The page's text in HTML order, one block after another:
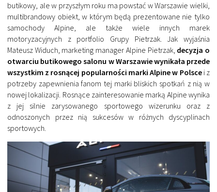
butikowy, ale w przyszłym roku ma powstać w Warszawie wielki,
multibrandowy obiekt, w którym będą prezentowane nie tylko
samochody Alpine, ale także wiele innych marek
motoryzacyjnych z portfolio Grupy Pietrzak. Jak wyjaśnia
Mateusz Widuch, marketing manager Alpine Pietrzak, decyzja o
otwarciu butikowego salonu w Warszawie wynikała przede
wszystkim z rosnącej popularności marki Alpine w Polscei z
potrzeby zapewnienia fanom tej marki bliskich spotkań z nią w
nowej lokalizacji. Rosnące zainteresowanie marką Alpine wynika
z jej silnie zarysowanego sportowego wizerunku oraz z
odnoszonych przez nią sukcesów w różnych dyscyplinach
sportowych.